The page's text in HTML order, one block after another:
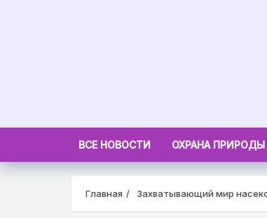
ВСЕ НОВОСТИ ОХРАНА ПРИРОДЫ
Главная Захватывающий мир